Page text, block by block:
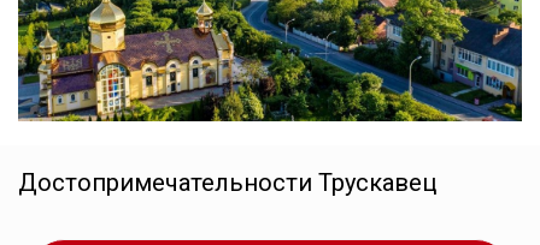
Достопримечательности Трускавец